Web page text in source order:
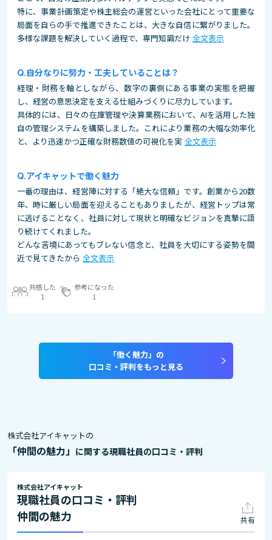
特に、事業計画策定や株主総会の運営といった会社にとって重要な
局面を自らの手で推進できたことは、大きな自信に繋がりました。
多様な課題を解決していく過程で、専門知識だけ 全文表示
自分なりに努力・工夫していることは？
経理・財務を軸としながら、数字の裏側にある事業の実態を把握
し、経営の意思決定を支える仕組みづくりに尽力しています。
具体的には、日々の在庫管理や決算業務において、AIを活用した独
自の管理システムを構築しました。これにより業務の大幅な効率化
と、より迅速かつ正確な財務数値の可視化を実 全文表示
アイキャットで働く魅力
一番の理由は、経営陣に対する「絶大な信頼」です。創業から20数
年、時に厳しい局面を迎えることもありましたが、経営トップは常
に逃げることなく、社員に対して現状と明確なビジョンを真摯に語
り続けてくれました。
どんな苦境にあってもブレない信念と、社員を大切にする姿勢を間
近で見てきたから 全文表示
共感した
1
参考になった
1
「働く魅力」の
口コミ・評判をもっと見る
株式会社アイキャットの
「仲間の魅力」 に関する現職社員の口コミ・評判
株式会社アイキャット
現職社員の口コミ・評判
仲間の魅力
共有